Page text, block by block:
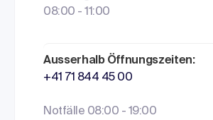
08:00 - 11:00
Ausserhalb Öffnungszeiten:
+41 71 844 45 00
Notfälle 08:00 - 19:00